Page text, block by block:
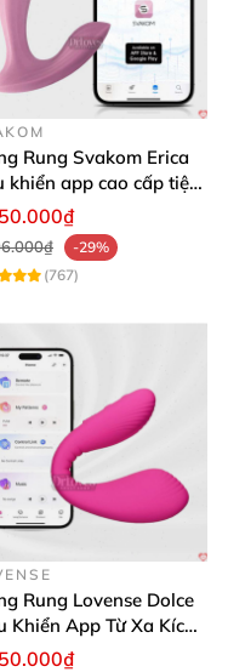
Rung Svakom Erica
khiển app cao cấp tiện
-29%
(767)
Rung Lovense Dolce
Khiển App Từ Xa Kích